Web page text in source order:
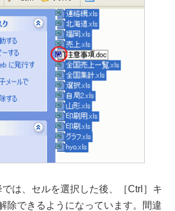
は、セルを選択した後、［Ctrl］キ
除できるようになっています。間違